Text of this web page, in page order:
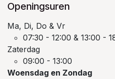
Openingsuren
Ma, Di, Do & Vr
07:30 - 12:00 & 13:00 -
Zaterdag
09:00 - 13:00
Woensdag en Zondag